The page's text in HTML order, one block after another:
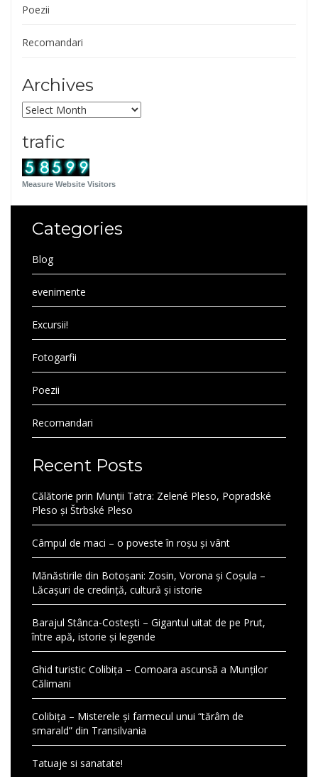
Poezii
Recomandari
Archives
Archives
trafic
Measure Website Visitors
Categories
Blog
evenimente
Excursii!
Fotogarfii
Poezii
Recomandari
Recent Posts
Călătorie prin Munții Tatra: Zelené Pleso, Popradské
Pleso și Štrbské Pleso
Câmpul de maci – o poveste în roșu și vânt
Mănăstirile din Botoșani: Zosin, Vorona și Coșula –
Lăcașuri de credință, cultură și istorie
Barajul Stânca-Costești – Gigantul uitat de pe Prut,
între apă, istorie și legende
Ghid turistic Colibița – Comoara ascunsă a Munților
Călimani
Colibița – Misterele și farmecul unui “tărâm de
smarald” din Transilvania
Tatuaje si sanatate!